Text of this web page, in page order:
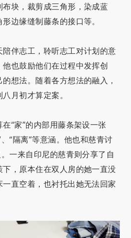
块，裁剪成三角形，染成蓝
边缘缝制藤条的接口等。
伴志工，聆听志工对计划的意
也鼓励他们在过程中发挥创
想法。随着各方想法的融入，
月初才算定案。
“家”的内部用藤条架设一张
“隔离”等意涵。他也和慈青讨
一来自印尼的慈青则分享了自
，原本住在双人房的她一直没
直空着，也衬托出她无法回家